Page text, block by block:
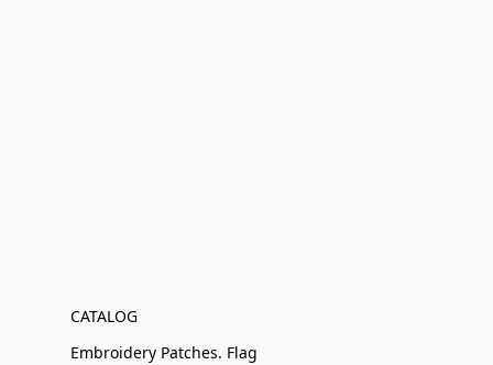
CATALOG
Embroidery Patches. Flag